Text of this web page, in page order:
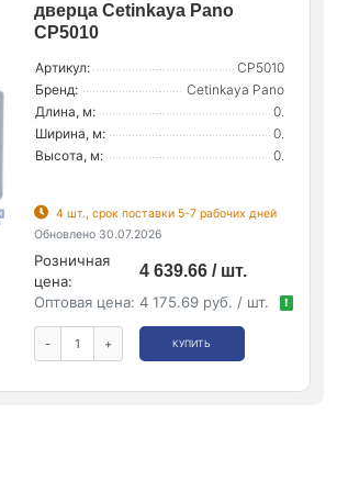
дверца Cetinkaya Pano
CP5010
Артикул:
CP5010
Бренд:
Cetinkaya Pano
Длина, м:
0.
Ширина, м:
0.
Высота, м:
0.
4 шт., срок поставки 5-7 рабочих дней
Обновлено 30.07.2026
Розничная
цена:
4 639.66 / шт.
Оптовая цена: 4 175.69 руб. / шт. !
- + КУПИТЬ